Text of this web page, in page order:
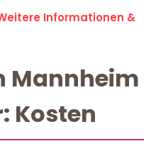
Informationen &
Mannheim
Kosten